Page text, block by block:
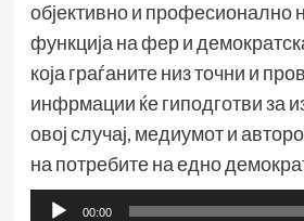
објективно и професионално
функција на фер и
која граѓаните низ точни и
инфрмации ќе гиподготви за
овој случај, медиумот и
на потребите на едно
Аудио00:00